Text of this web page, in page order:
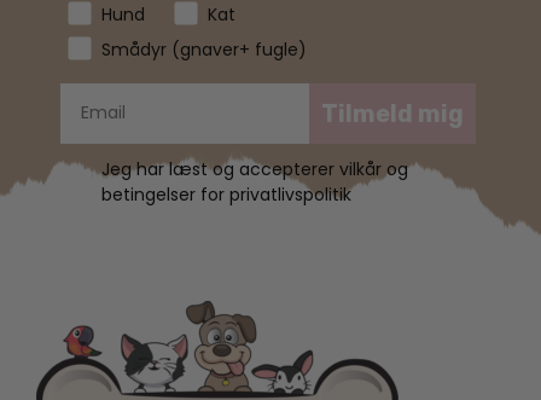
Hund
Kat
Smådyr (gnaver+ fugle)
Tilmeld mig
Jeg har læst og accepterer vilkår og
betingelser for privatlivspolitik